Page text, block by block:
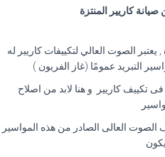
كاريير المنتزة
يعتبر الصوت العالي لتكييفات كاريير له
التبريد عمومًا (غاز الفريون )
تكييف كاريير و هنا لابد من اصلاح
الصوت العالى الصادر من هذه المواسير